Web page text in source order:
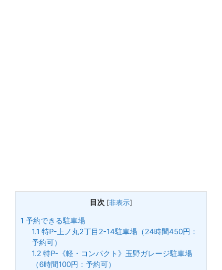
目次 [非表示]
1 予約できる駐車場
1.1 特P-上ノ丸2丁目2-14駐車場（24時間450円：
予約可）
1.2 特P-《軽・コンパクト》玉野ガレージ駐車場
（6時間100円：予約可）